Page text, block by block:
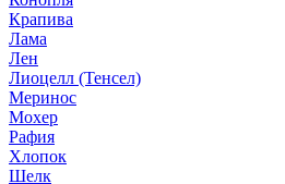
Крапива
Лама
Лен
Лиоцелл (Тенсел)
Меринос
Мохер
Рафия
Хлопок
Шелк